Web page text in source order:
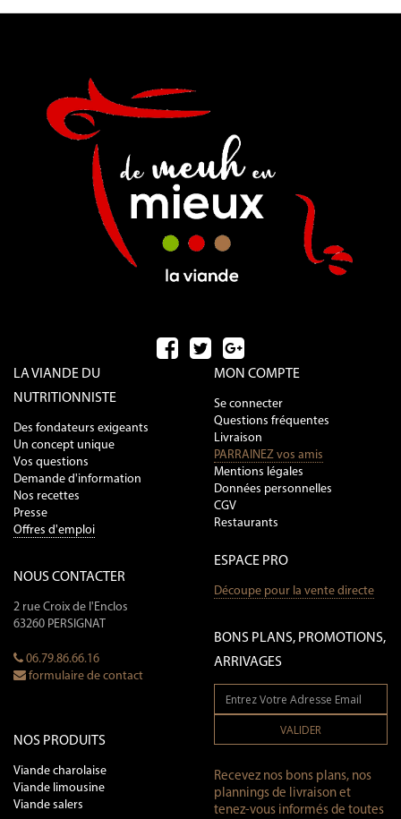
LA VIANDE DU
NUTRITIONNISTE
Des fondateurs exigeants
Un concept unique
Vos questions
Demande d'information
Nos recettes
Presse
Offres d'emploi
NOUS CONTACTER
2 rue Croix de l'Enclos
63260 PERSIGNAT
06.79.86.66.16
formulaire de contact
NOS PRODUITS
Viande charolaise
Viande limousine
Viande salers
MON COMPTE
Se connecter
Questions fréquentes
Livraison
PARRAINEZ vos amis
Mentions légales
Données personnelles
CGV
Restaurants
ESPACE PRO
Découpe pour la vente directe
BONS PLANS, PROMOTIONS,
ARRIVAGES
VALIDER
Recevez nos bons plans, nos
plannings de livraison et
tenez-vous informés de toutes